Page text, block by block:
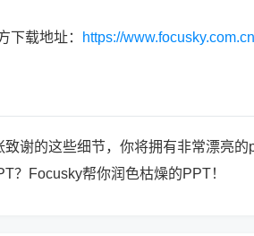
下载地址： https://
致谢的这些细节，你将拥有非常漂亮的
？Focusky帮你润色枯燥的PPT！